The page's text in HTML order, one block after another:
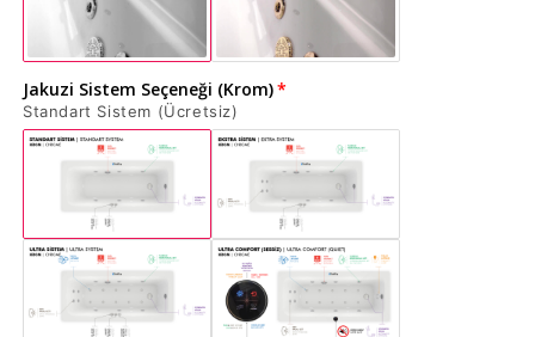
Jakuzi Sistem Seçeneği (Krom)
Standart Sistem (Ücretsiz)